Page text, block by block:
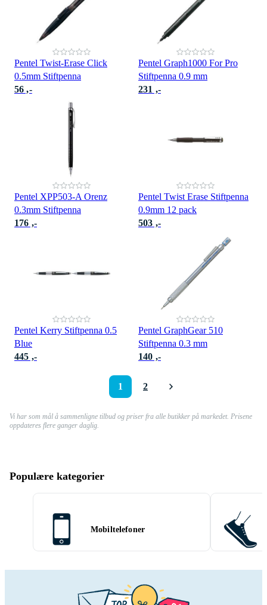
Pentel Twist-Erase Click
0.5mm Stiftpenna
56 ,-
Pentel Graph1000 For Pro
Stiftpenna 0.9 mm
231 ,-
Pentel XPP503-A Orenz
0.3mm Stiftpenna
176 ,-
Pentel Twist Erase Stiftpenna
0.9mm 12 pack
503 ,-
Pentel Kerry Stiftpenna 0.5
Blue
445 ,-
Pentel GraphGear 510
Stiftpenna 0.3 mm
140 ,-
1 2
Vi har som mål å sammenligne tilbud og priser fra alle butikker på markedet. Prisene
oppdateres flere ganger daglig.
Populære kategorier
Mobiltelefoner